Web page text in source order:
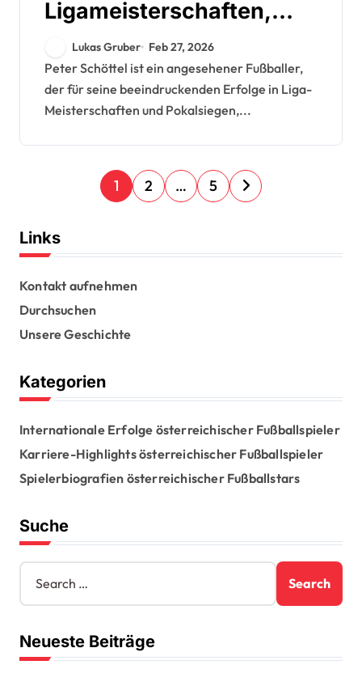
Ligameisterschaften,
Pokalsiege, Länderspiele
Lukas Gruber Feb 27, 2026
Peter Schöttel ist ein angesehener Fußballer,
der für seine beeindruckenden Erfolge in Liga-
Meisterschaften und Pokalsiegen,...
P
o
t
s
a
i
n
a
t
n
1 2 … 5
Links
Kontakt aufnehmen
Durchsuchen
Unsere Geschichte
Kategorien
Internationale Erfolge österreichischer Fußballspieler
Karriere-Highlights österreichischer Fußballspieler
Spielerbiografien österreichischer Fußballstars
Suche
S
a
c
h
Neueste Beiträge